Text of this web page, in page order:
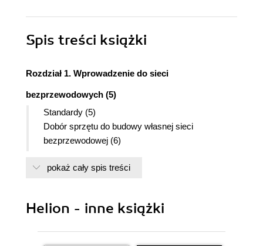
Spis treści książki
Rozdział 1. Wprowadzenie do sieci
bezprzewodowych (5)
Standardy (5)
Dobór sprzętu do budowy własnej sieci
bezprzewodowej (6)
Topologie (9)
Instalacja karty (11)
Konfiguracja ustawień z poziomu systemu
Windows (14)
pokaż cały spis treści
Helion - inne książki